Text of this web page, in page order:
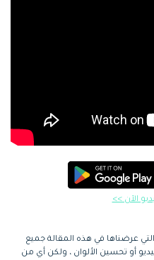
الآن >>
التي عرضناها في هذه المقالة جميع
أو تحسين الألوان ، ولكن أي من